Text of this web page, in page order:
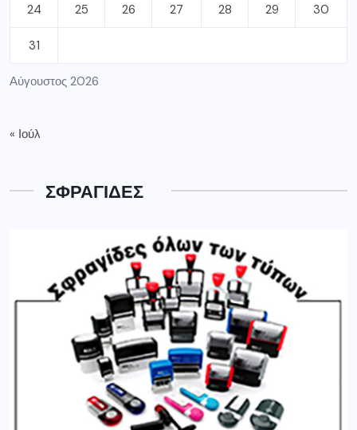
Αύγουστος 2026
24 25 26 27 28 29 30
31
« Ιούλ
ΣΦΡΑΓΙΔΕΣ